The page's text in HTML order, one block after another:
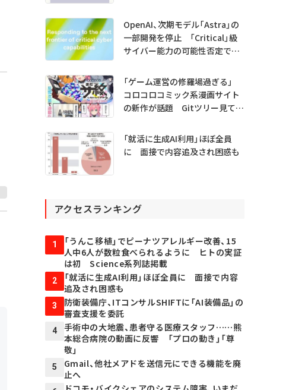
OpenAI、次期モデル「Astra」の
一部開発を停止 「Critical」級
サイバー能力の可能性否定でき
「ゲーム運営の修羅場過ぎる」
コロコロコミック系漫画サイト
の新作が話題 Gitツリー見てガ
「就活に生成AI利用」ほぼ全員
に 面接で内容追及され困惑も
アクセスランキング
1
「うんこ移植」でピーナツアレルギー改善、15
人中6人が数粒食べられるように ヒトの実証
は初 Science系列誌掲載
2
「就活に生成AI利用」ほぼ全員に 面接で内容
追及され困惑も
3
防衛装備庁、ITコンサルSHIFTに「AI装備品」の
審査支援を委託
4
手術中の大地震、患者守る医療スタッフ……熊
本総合病院の動画に反響 「プロの動き」「尊
敬」
5
Gmail、他社メアドを送信元にできる機能を廃
止へ